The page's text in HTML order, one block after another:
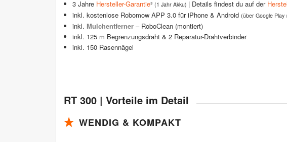
3 Jahre Hersteller-Garantie³ (1 Jahr Akku) | Details findest du auf der
inkl. kostenlose Robomow APP 3.0 für iPhone & Android (über Google Play
inkl. Mulchentferner – RoboClean (montiert)
inkl. 125 m Begrenzungsdraht & 2 Reparatur-Drahtverbinder
inkl. 150 Rasennägel
RT 300 | Vorteile im Detail
WENDIG & KOMPAKT